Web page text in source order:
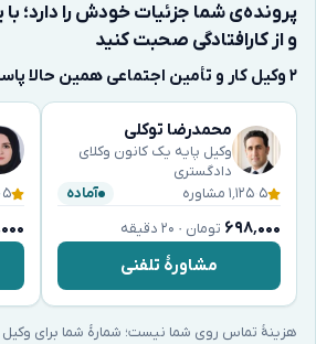
پرونده‌ی شما جزئیات خودش را دارد؛
و از کارافتادگی صحبت کنید
۲ وکیل کار و تأمین اجتماعی همین حالا پاسخگو هستند
محمدرضا توکلی
وکیل پایه یک کانون وکلای
دادگستری
۵ ۱٬۱۲۵ مشاوره آماده
۶۹۸٬۰۰۰ تومان · ۲۰ دقیقه
مشاورهٔ تلفنی
۵
هزینهٔ تماس روی شما نیست؛ شمارهٔ شما برای